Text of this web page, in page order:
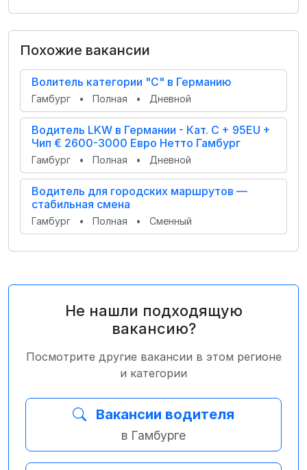
Похожие вакансии
Волитель категории "С" в Германию
Гамбург • Полная • Дневной
Водитель LKW в Германии - Кат. С + 95EU +
Чип € 2600-3000 Евро Нетто Гамбург
Гамбург • Полная • Дневной
Водитель для городских маршрутов —
стабильная смена
Гамбург • Полная • Сменный
Не нашли подходящую
вакансию?
Посмотрите другие вакансии в этом регионе
и категории
Вакансии водителя
в Гамбурге